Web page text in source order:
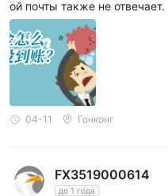
комиссии в соответствии с
пуле.
Оба сервиса предлагают
хочет воспользоваться
управляемый портфель,
возможности для
HTFX стремится
ой почты также не отвечает.
04-11 Гонконг
FX3519000614
до 1 года